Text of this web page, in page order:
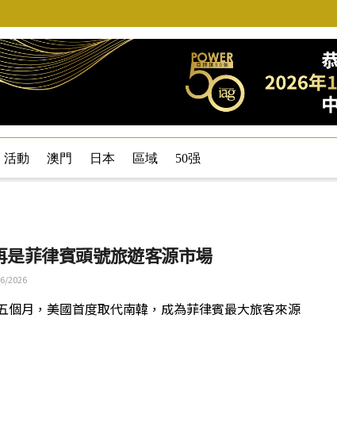
活動 澳門 日本 區域 50强
是菲律賓頭號旅遊客源市場
2026
個月，美國首度取代南韓，成為菲律賓最大旅客來源